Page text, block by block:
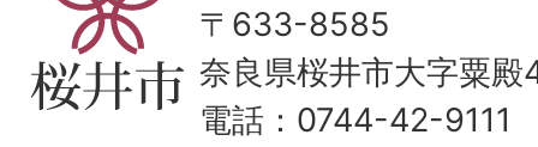
〒633-8585
奈良県桜井市大字粟
電話：0744-42-9111